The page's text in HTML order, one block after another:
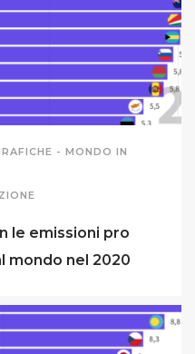
- MONDO IN
le emissioni pro
mondo nel 2020